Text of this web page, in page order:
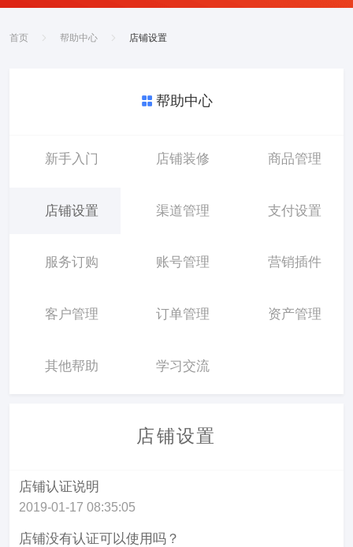
首页 帮助中心 店铺设置
帮助中心
新手入门 店铺装修 商品管理
店铺设置 渠道管理 支付设置
服务订购 账号管理 营销插件
客户管理 订单管理 资产管理
其他帮助 学习交流
店铺设置
店铺认证说明
2019-01-17 08:35:05
店铺没有认证可以使用吗？